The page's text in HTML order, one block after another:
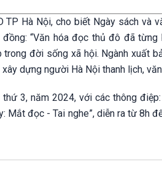
TP Hà Nội, cho biết Ngày sách và
“Văn hóa đọc thủ đô đã
đời sống xã hội. Ngành xuất
dựng người Hà Nội thanh lịch,
3, năm 2024, với các thông điệp:
Mắt đọc - Tai nghe”, diễn ra từ 8h